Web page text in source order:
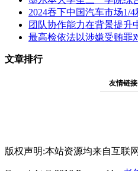
2024吞下中国汽车市场1/
团队协作能力在背景提升
最高检依法以涉嫌受贿罪
文章排行
友情链接
版权声明:本站资源均来自互联